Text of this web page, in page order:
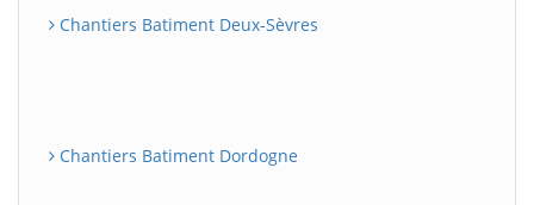
Chantiers Batiment Deux-Sèvres
Chantiers Batiment Dordogne